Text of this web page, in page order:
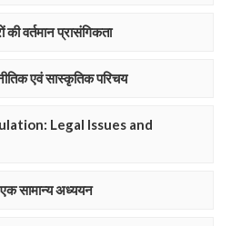
की वर्तमान प्रासंगिकता
एवं सास्कृतिक परिचय
Legal Issues and
सामान्य अध्ययन